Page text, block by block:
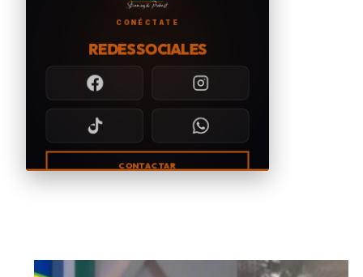
CONÉCTATE
REDES SOCIALES
CONTACTAR